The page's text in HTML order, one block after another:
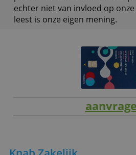
keuzes. Dat kunnen we
productaanbieders ons
echter niet van invloed op